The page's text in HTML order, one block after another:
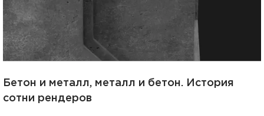
Бетон и металл, металл и бетон. История
сотни рендеров